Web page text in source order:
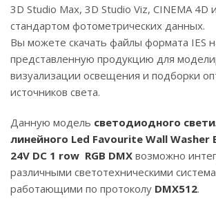
3D Studio Max, 3D Studio Viz, CINEMA 4D
стандартом фотометрических данных.
Вы можете скачать файлы формата IES
представленную продукцию для
визуализации освещения и подборки
источников света.
Данную модель светодиодного
линейного Led Favourite Wall Washer
24V DC 1 row RGB DMX возможно
различными светотехническими
работающими по протоколу DMX512.